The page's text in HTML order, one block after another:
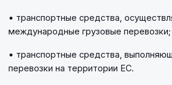
• транспортные средства,
международные грузовые перевозки;
• транспортные средства,
перевозки на территории ЕС.